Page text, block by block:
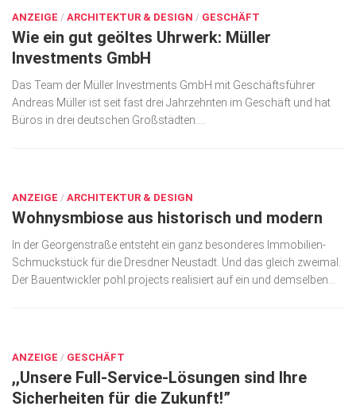
ANZEIGE / ARCHITEKTUR & DESIGN / GESCHÄFT
Wie ein gut geöltes Uhrwerk: Müller
Investments GmbH
Das Team der Müller Investments GmbH mit Geschäftsführer
Andreas Müller ist seit fast drei Jahrzehnten im Geschäft und hat
Büros in drei deutschen Großstädten....
ANZEIGE / ARCHITEKTUR & DESIGN
Wohnysmbiose aus historisch und modern
In der Georgenstraße entsteht ein ganz besonderes Immobilien-
Schmuckstück für die Dresdner Neustadt. Und das gleich zweimal.
Der Bauentwickler pohl.projects realisiert auf ein und demselben...
ANZEIGE / GESCHÄFT
,,Unsere Full-Service-Lösungen sind Ihre
Sicherheiten für die Zukunft!”